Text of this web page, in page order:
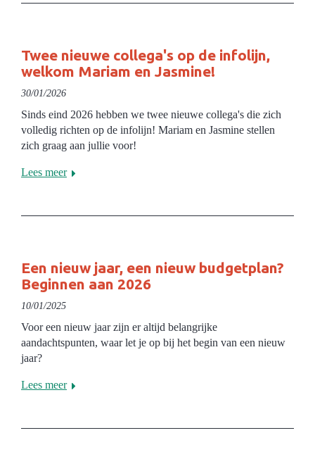
Twee nieuwe collega's op de infolijn,
welkom Mariam en Jasmine!
30/01/2026
Sinds eind 2026 hebben we twee nieuwe collega's die zich
volledig richten op de infolijn! Mariam en Jasmine stellen
zich graag aan jullie voor!
Lees meer
Een nieuw jaar, een nieuw budgetplan?
Beginnen aan 2026
10/01/2025
Voor een nieuw jaar zijn er altijd belangrijke
aandachtspunten, waar let je op bij het begin van een nieuw
jaar?
Lees meer